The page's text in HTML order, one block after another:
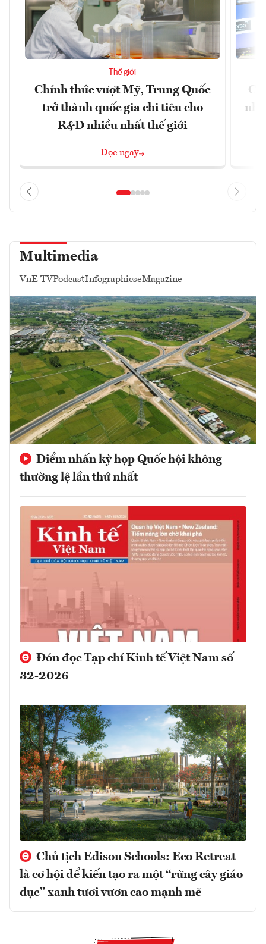
Thế giới
Chính thức vượt Mỹ, Trung Quốc
trở thành quốc gia chi tiêu cho
R&D nhiều nhất thế giới
Đọc ngay
Multimedia
VnE TVPodcastInfographicseMagazine
Điểm nhấn kỳ họp Quốc hội không
thường lệ lần thứ nhất
Đón đọc Tạp chí Kinh tế Việt Nam số
32-2026
Chủ tịch Edison Schools: Eco Retreat
là cơ hội để kiến tạo ra một “rừng cây giáo
dục” xanh tươi vươn cao mạnh mẽ